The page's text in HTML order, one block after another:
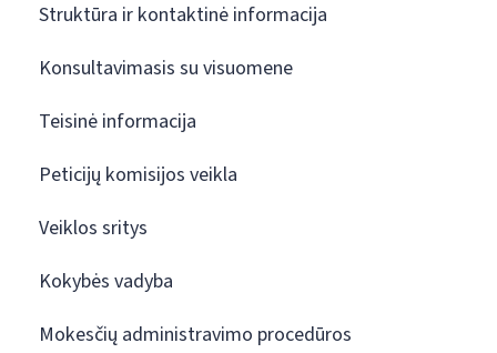
Struktūra ir kontaktinė informacija
Konsultavimasis su visuomene
Teisinė informacija
Peticijų komisijos veikla
Veiklos sritys
Kokybės vadyba
Mokesčių administravimo procedūros